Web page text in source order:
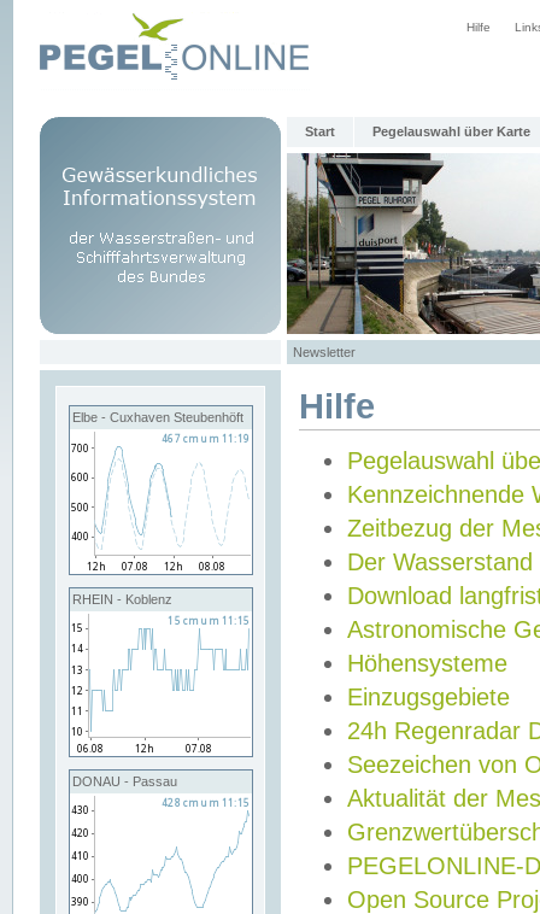
Hilfe
Start Pegelauswahl über Karte
Newsletter
Elbe - Cuxhaven Steubenhöft
RHEIN - Koblenz
DONAU - Passau
Hilfe
Pegelauswahl
Kennzeichnende
Zeitbezug der
Der Wasserstand
Download
Astronomische
Höhensysteme
Einzugsgebiete
24h Regenradar
Seezeichen von
Aktualität der
PEGELONLINE-
Open Source